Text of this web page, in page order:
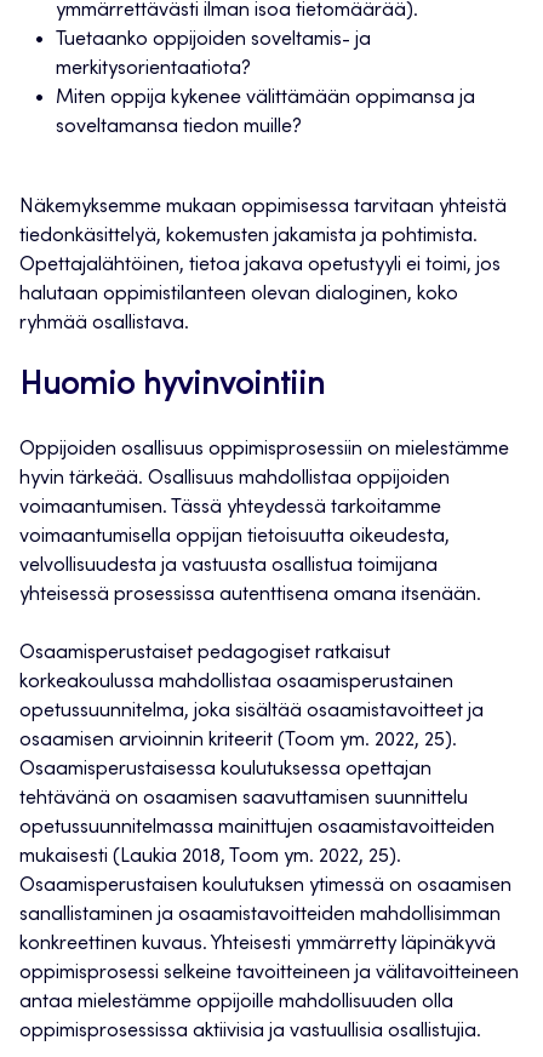
ymmärrettävästi ilman isoa tietomäärää).
Tuetaanko oppijoiden soveltamis- ja
merkitysorientaatiota?
Miten oppija kykenee välittämään oppimansa ja
soveltamansa tiedon muille?
Näkemyksemme mukaan oppimisessa tarvitaan yhteistä
tiedonkäsittelyä, kokemusten jakamista ja pohtimista.
Opettajalähtöinen, tietoa jakava opetustyyli ei toimi, jos
halutaan oppimistilanteen olevan dialoginen, koko
ryhmää osallistava.
Huomio hyvinvointiin
Oppijoiden osallisuus oppimisprosessiin on mielestämme
hyvin tärkeää. Osallisuus mahdollistaa oppijoiden
voimaantumisen. Tässä yhteydessä tarkoitamme
voimaantumisella oppijan tietoisuutta oikeudesta,
velvollisuudesta ja vastuusta osallistua toimijana
yhteisessä prosessissa autenttisena omana itsenään.
Osaamisperustaiset pedagogiset ratkaisut
korkeakoulussa mahdollistaa osaamisperustainen
opetussuunnitelma, joka sisältää osaamistavoitteet ja
osaamisen arvioinnin kriteerit (Toom ym. 2022, 25).
Osaamisperustaisessa koulutuksessa opettajan
tehtävänä on osaamisen saavuttamisen suunnittelu
opetussuunnitelmassa mainittujen osaamistavoitteiden
mukaisesti (Laukia 2018, Toom ym. 2022, 25).
Osaamisperustaisen koulutuksen ytimessä on osaamisen
sanallistaminen ja osaamistavoitteiden mahdollisimman
konkreettinen kuvaus. Yhteisesti ymmärretty läpinäkyvä
oppimisprosessi selkeine tavoitteineen ja välitavoitteineen
antaa mielestämme oppijoille mahdollisuuden olla
oppimisprosessissa aktiivisia ja vastuullisia osallistujia.